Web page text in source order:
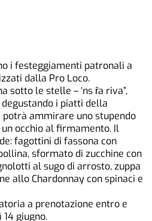
i festeggiamenti patronali a
dalla Pro Loco.
sotto le stelle – ‘ns ȓa riva”,
degustando i piatti della
ammirare uno stupendo
occhio al firmamento. Il
fagottini di fassona con
sformato di zucchine con
al sugo di arrosto, zuppa
allo Chardonnay con spinaci e
a prenotazione entro e
giugno.